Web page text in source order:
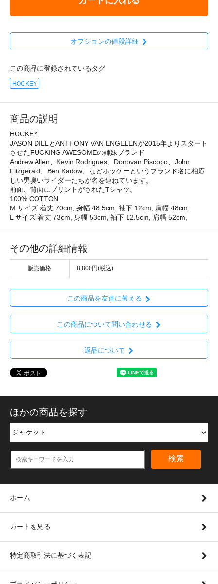
オプションの値段詳細
この商品に登録されているタグ
HOCKEY
商品の説明
HOCKEY
JASON DILLとANTHONY VAN ENGELENが2015年よりスタート
させたFUCKING AWESOMEの姉妹ブランド
Andrew Allen、Kevin Rodrigues、Donovan Piscopo、John
Fitzgerald、Ben Kadow、などホッケーというブランド名に相応
しい男臭いライダーたちが名を連ねています。
前面、背面にプリントがされたTシャツ。
100% COTTON
M サイズ 着丈 70cm, 身幅 48.5cm, 袖下 12cm, 肩幅 48cm,
L サイズ 着丈 73cm, 身幅 53cm, 袖下 12.5cm, 肩幅 52cm,
その他の詳細情報
販売価格 8,800円(税込)
この商品を友達に教える
この商品について問い合わせる
返品について
ほかの商品を探す
検索
ホーム
カートを見る
特定商取引法に基づく表記